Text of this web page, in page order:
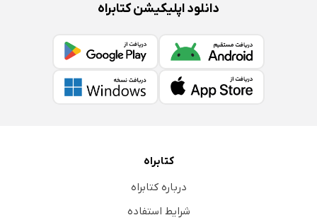
دانلود اپلیکیشن کتابراه
کتابراه
درباره کتابراه
شرایط استفاده